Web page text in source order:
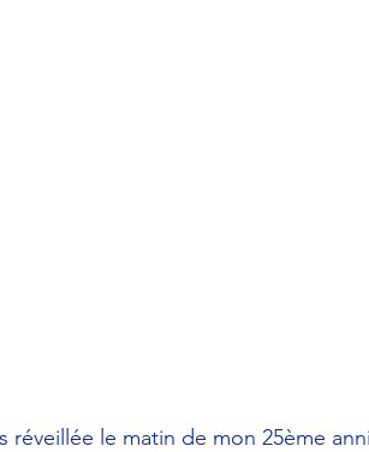
réveillée le matin de mon 25ème